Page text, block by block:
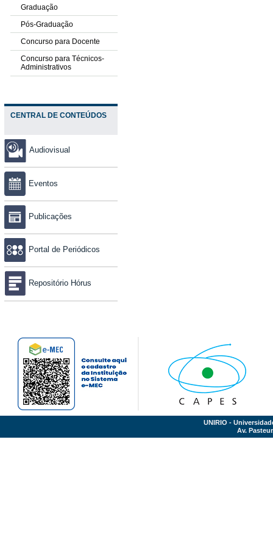
Graduação
Pós-Graduação
Concurso para Docente
Concurso para Técnicos-
Administrativos
CENTRAL DE CONTEÚDOS
Audiovisual
Eventos
Publicações
Portal de Periódicos
Repositório Hórus
UNIRIO -
Av.